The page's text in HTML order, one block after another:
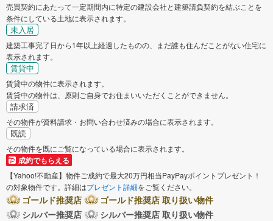
売買契約にあたって一定期間内に特定の建設会社と建築請負契約を結ぶことを
条件にしている土地に表示されます。
未入居
建築工事完了日から1年以上経過したものの、まだ誰も住んだことがない住宅に
表示されます。
賃貸中
賃貸中の物件に表示されます。
賃貸中の物件は、原則ご自身でお住まいいただくことができません。
請求済
その物件が資料請求・お問い合わせ済みの場合に表示されます。
既読
その物件を既にご覧になっている場合に表示されます。
成約でもらえる
【Yahoo!不動産】物件ご成約で最大20万円相当PayPayポイントプレゼント！
の対象物件です。詳細はプレゼント詳細をご覧ください。
ゴールド推奨店
ゴールド推奨店 取り扱い物件
シルバー推奨店
シルバー推奨店 取り扱い物件